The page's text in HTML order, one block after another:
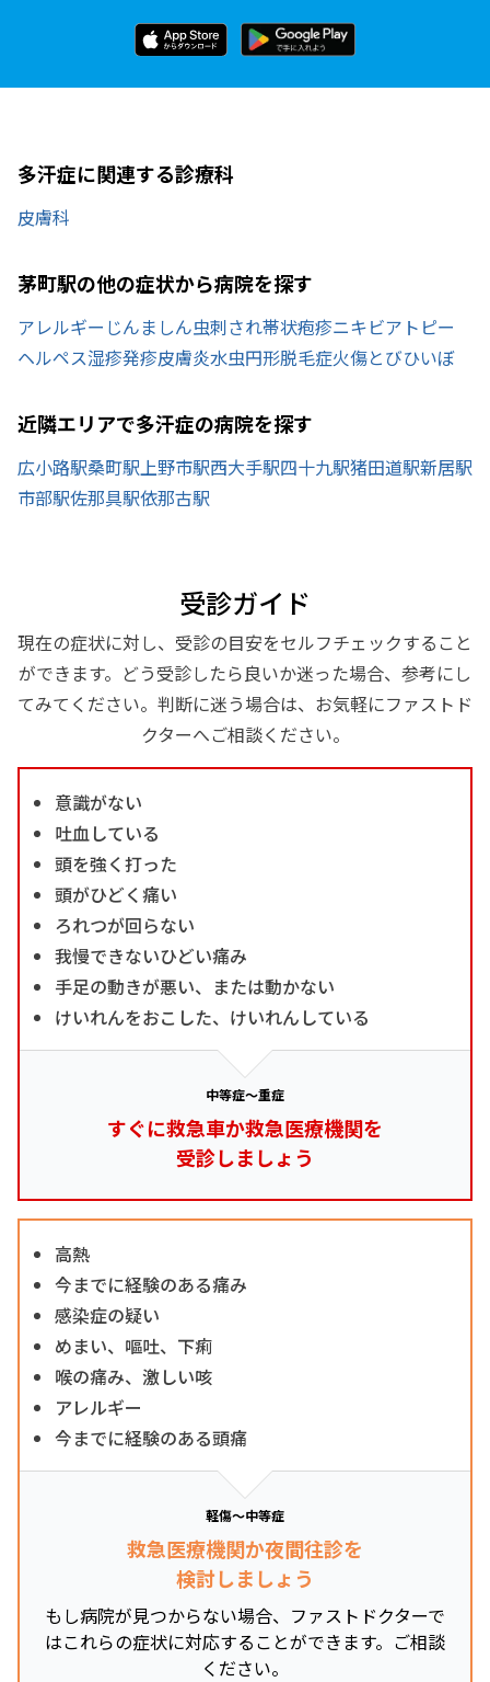
多汗症に関連する診療科
皮膚科
茅町駅の他の症状から病院を探す
アレルギー じんましん虫刺され帯状疱疹ニキビアトピー
ヘルペス湿疹発疹皮膚炎水虫円形脱毛症火傷とびひいぼ
近隣エリアで多汗症の病院を探す
広小路駅桑町駅 上野市駅西大手駅四十九駅猪田道駅新居駅
市部駅佐那具駅依那古駅
受診ガイド
現在の症状に対し、受診の目安をセルフチェックすること
ができます。どう受診したら良いか迷った場合、参考にし
てみてください。判断に迷う場合は、お気軽にファストド
クターへご相談ください。
意識がない
吐血している
頭を強く打った
頭がひどく痛い
ろれつが回らない
我慢できないひどい痛み
手足の動きが悪い、または動かない
けいれんをおこした、けいれんしている
中等症～重症
すぐに救急車か救急医療機関を
受診しましょう
高熱
今までに経験のある痛み
感染症の疑い
めまい、嘔吐、下痢
喉の痛み、激しい咳
アレルギー
今までに経験のある頭痛
軽傷～中等症
救急医療機関か夜間往診を
検討しましょう
もし病院が見つからない場合、ファストドクターで
はこれらの症状に対応することができます。ご相談
ください。